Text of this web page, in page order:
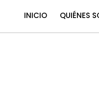
INICIO QUIÉNES